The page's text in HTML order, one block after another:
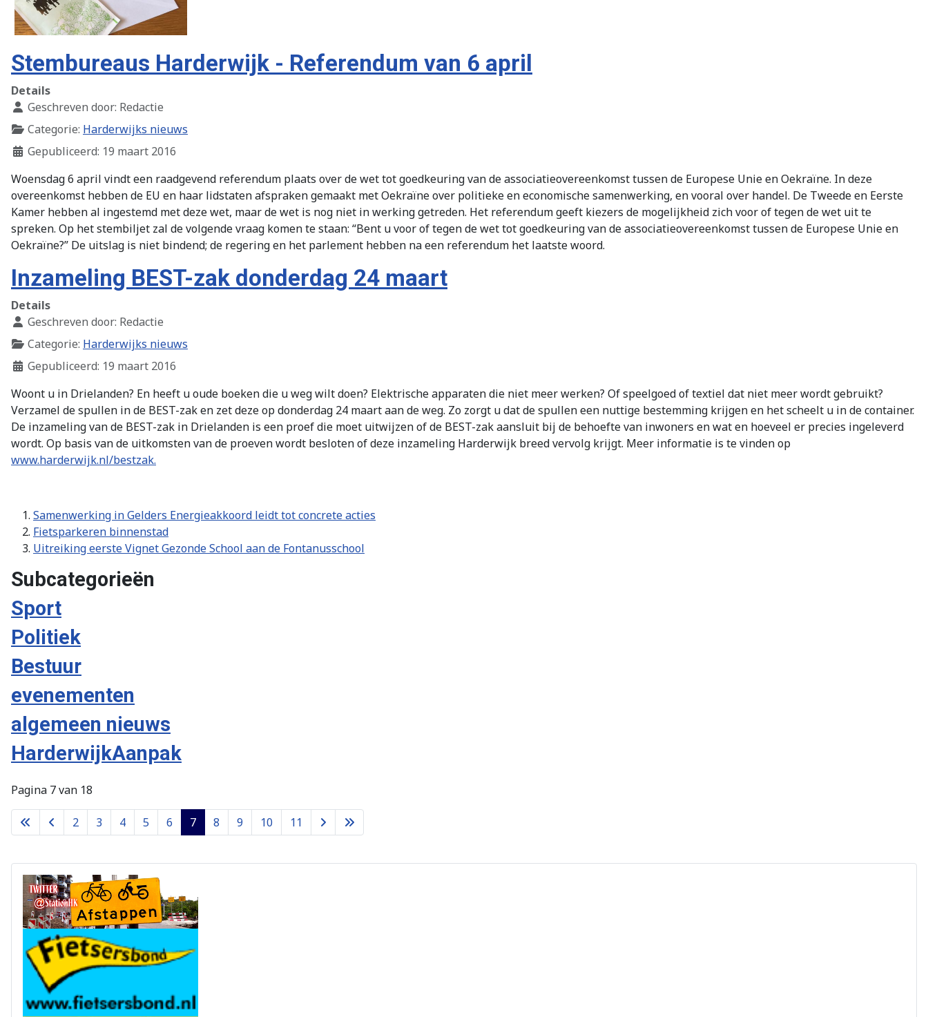
Stembureaus Harderwijk - Referendum van 6 april
Details
Geschreven door: Redactie
Categorie: Harderwijks nieuws
Gepubliceerd: 19 maart 2016
Woensdag 6 april vindt een raadgevend referendum plaats over de wet tot goedkeuring van de associatieovereenkomst tussen de Europese Unie en Oekraïne. In deze
overeenkomst hebben de EU en haar lidstaten afspraken gemaakt met Oekraïne over politieke en economische samenwerking, en vooral over handel. De Tweede en Eerste
Kamer hebben al ingestemd met deze wet, maar de wet is nog niet in werking getreden. Het referendum geeft kiezers de mogelijkheid zich voor of tegen de wet uit te
spreken. Op het stembiljet zal de volgende vraag komen te staan: “Bent u voor of tegen de wet tot goedkeuring van de associatieovereenkomst tussen de Europese Unie en
Oekraïne?” De uitslag is niet bindend; de regering en het parlement hebben na een referendum het laatste woord.
Inzameling BEST-zak donderdag 24 maart
Details
Geschreven door: Redactie
Categorie: Harderwijks nieuws
Gepubliceerd: 19 maart 2016
Woont u in Drielanden? En heeft u oude boeken die u weg wilt doen? Elektrische apparaten die niet meer werken? Of speelgoed of textiel dat niet meer wordt gebruikt?
Verzamel de spullen in de BEST-zak en zet deze op donderdag 24 maart aan de weg. Zo zorgt u dat de spullen een nuttige bestemming krijgen en het scheelt u in de container.
De inzameling van de BEST-zak in Drielanden is een proef die moet uitwijzen of de BEST-zak aansluit bij de behoefte van inwoners en wat en hoeveel er precies ingeleverd
wordt. Op basis van de uitkomsten van de proeven wordt besloten of deze inzameling Harderwijk breed vervolg krijgt. Meer informatie is te vinden op
www.harderwijk.nl/bestzak.
Samenwerking in Gelders Energieakkoord leidt tot concrete acties
Fietsparkeren binnenstad
Uitreiking eerste Vignet Gezonde School aan de Fontanusschool
Subcategorieën
Sport
Politiek
Bestuur
evenementen
algemeen nieuws
HarderwijkAanpak
Pagina 7 van 18
2 3 4 5 6 7 8 9 10 11